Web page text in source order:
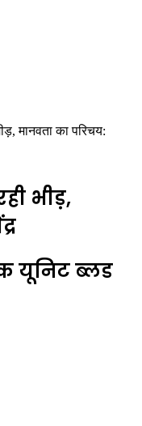
मानवता का परिचय:
भीड़,
यूनिट ब्लड